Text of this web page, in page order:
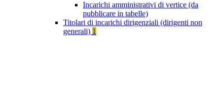
Incarichi amministrativi di vertice (da
pubblicare in tabelle)
Titolari di incarichi dirigenziali (dirigenti non
generali) 1